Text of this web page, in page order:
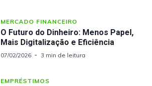
MERCADO FINANCEIRO
O Futuro do Dinheiro: Menos Papel,
Mais Digitalização e Eficiência
07/02/2026 3 min de leitura
EMPRÉSTIMOS